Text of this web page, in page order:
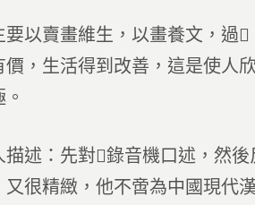
以賣畫維生，以畫養文，過
，生活得到改善，這是使人
述：先對錄音機口述，然
很精緻，他不啻為中國現代